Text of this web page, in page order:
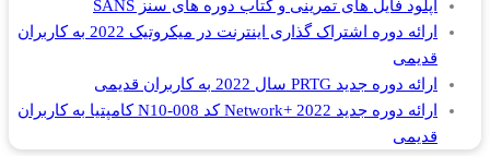
آپلود فایل های تمرینی و کتاب دوره های سنز SANS
ارائه دوره اشتراک گذاری اینترنت در میکروتیک 2022 به کاربران
قدیمی
ارائه دوره جدید PRTG سال 2022 به کاربران قدیمی
ارائه دوره جدید Network+ 2022 کد N10-008 کامپتیا به کاربران
قدیمی